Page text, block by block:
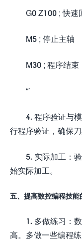
G0 Z100 ; 快速
M5 ; 停止主轴
M30 ; 程序结束
“`
4. 程序验证与
行程序验证，确保
5. 实际加工：
始实际加工。
五、提高数控编程技能
1. 多做练习：
高。多做一些编程